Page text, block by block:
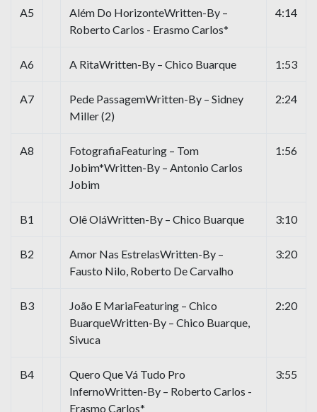
A5
Além Do HorizonteWritten-By –
Roberto Carlos - Erasmo Carlos*
4:14
A6 A RitaWritten-By – Chico Buarque 1:53
A7
Pede PassagemWritten-By – Sidney
Miller (2)
2:24
A8
FotografiaFeaturing – Tom
Jobim*Written-By – Antonio Carlos
Jobim
1:56
B1 Olê OláWritten-By – Chico Buarque 3:10
B2
Amor Nas EstrelasWritten-By –
Fausto Nilo, Roberto De Carvalho
3:20
B3
João E MariaFeaturing – Chico
BuarqueWritten-By – Chico Buarque,
Sivuca
2:20
B4
Quero Que Vá Tudo Pro
InfernoWritten-By – Roberto Carlos -
Erasmo Carlos*
3:55